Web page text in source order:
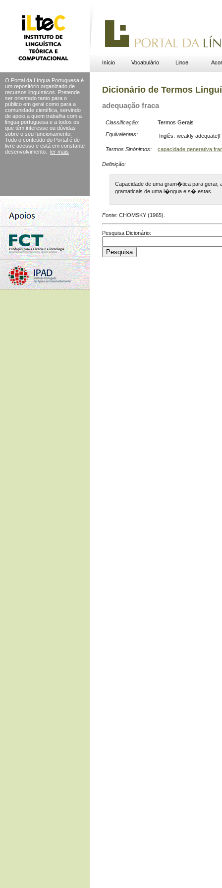
Início Vocabulário Lince
O Portal da Língua Portuguesa é
um repositório organizado de
recursos linguísticos. Pretende
ser orientado tanto para o
público em geral como para a
comunidade científica, servindo
de apoio a quem trabalha com a
língua portuguesa e a todos os
que têm interesse ou dúvidas
sobre o seu funcionamento.
Todo o conteúdo do Portal é de
livre acesso e está em constante
desenvolvimento.
ler mais
Dicionário de Termos
adequação fraca
Classificação:
Termos Gerais
Equivalentes:
Inglês: weakly
Termos Sinónimos: capacidade generativa
Definição:
Capacidade de uma gram�tica para gerar,
gramaticais de uma l�ngua e s� estas.
Fonte: CHOMSKY (1965).
Pesquisa Dicionário: